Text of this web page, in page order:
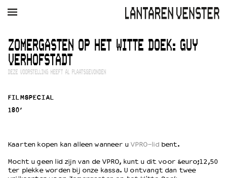
AGENDA FILM MUZIEK RESTAURANT VERHUUR
Winkelmandje
Zoek
Openingstijden & contact
Bereikbaarheid
EDUCATIE
ZOMERGASTEN OP HET WITTE DOEK: GUY
VERHOFSTADT
DEZE VOORSTELLING HEEFT AL PLAATSGEVONDEN
FILMSPECIAL
180’
Kaarten kopen kan alleen wanneer u VPRO-lidbent.
Mocht u geen lid zijn van de VPRO, kunt u dit voor &euro;12,50
ter plekke worden bij onze kassa. U ontvangt dan twee